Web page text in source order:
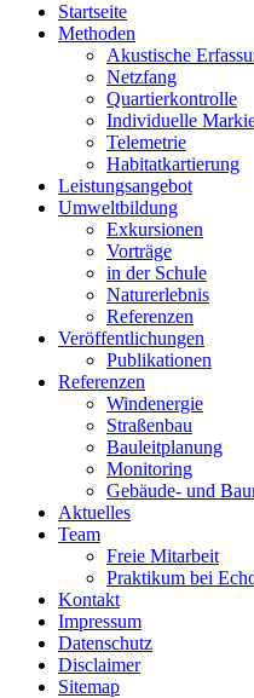
Startseite
Methoden
Akustische
Netzfang
Quartierkontrolle
Individuelle
Telemetrie
Habitatkartierung
Leistungsangebot
Umweltbildung
Exkursionen
Vorträge
in der Schule
Naturerlebnis
Referenzen
Veröffentlichungen
Publikationen
Referenzen
Windenergie
Straßenbau
Bauleitplanung
Monitoring
Gebäude- und
Aktuelles
Team
Freie Mitarbeit
Praktikum bei
Kontakt
Impressum
Datenschutz
Disclaimer
Sitemap